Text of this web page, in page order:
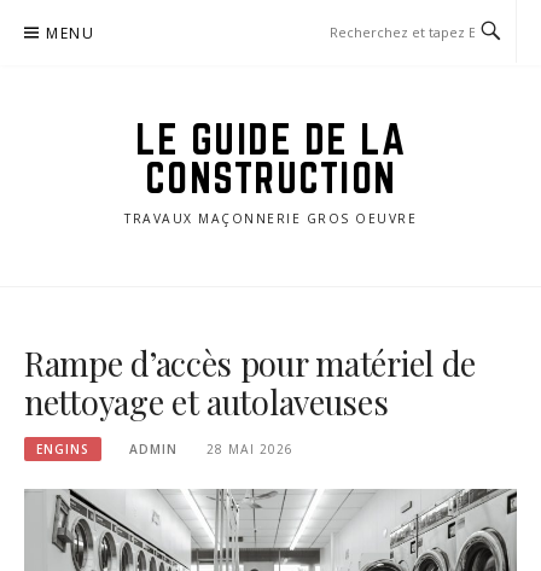
MENU
LE GUIDE DE LA
CONSTRUCTION
TRAVAUX MAÇONNERIE GROS OEUVRE
Rampe d’accès pour matériel de
nettoyage et autolaveuses
ENGINS ADMIN 28 MAI 2026